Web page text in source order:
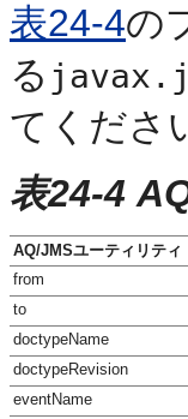
表24-4の
る
てくださ
表24-4
AQ/JMSユーティリティ
from
to
doctypeName
doctypeRevision
eventName